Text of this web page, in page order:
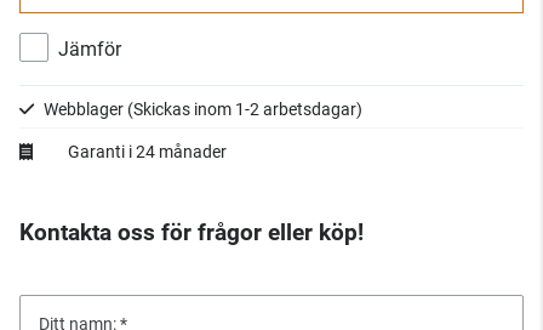
Jämför
Webblager (Skickas inom 1-2 arbetsdagar)
Garanti i 24 månader
Kontakta oss för frågor eller köp!
Ditt namn: